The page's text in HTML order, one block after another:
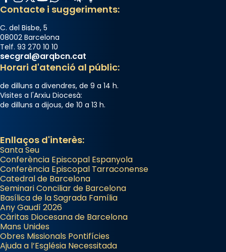
processó (recuperada el 1972) al voltant
del temple amb les relíquies de les santes.
Des de 1985 hi participa també un grup de
diablesses amb música i ball propis. Festa
gran a Mataró.
Santes a Mataró»🥵.
Photo
Contacte i suggeriments:
C. del Bisbe, 5
08002 Barcelona
Telf. 93 270 10 10
secgral@arqbcn.cat
Horari d'atenció al públic:
de dilluns a divendres, de 9 a 14 h.
Visites a l'Arxiu Diocesà:
de dilluns a dijous, de 10 a 13 h.
Enllaços d'interès:
Santa Seu
Conferència Episcopal Espanyola
Conferència Episcopal Tarraconense
Catedral de Barcelona
Seminari Conciliar de Barcelona
Basílica de la Sagrada Família
Any Gaudí 2026
Càritas Diocesana de Barcelona
Mans Unides
Obres Missionals Pontifícies
Ajuda a l’Església Necessitada